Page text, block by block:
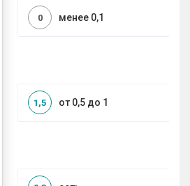
менее 0,1
0
от 0,5 до 1
1,5